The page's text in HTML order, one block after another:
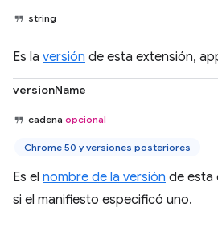
string
Es la versión de esta extensión,
versionName
cadena opcional
Chrome 50 y versiones posteriores
Es el nombre de la versión de esta
si el manifiesto especificó uno.